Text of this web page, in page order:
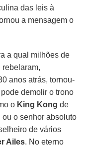
das leis à
a mensagem o
a qual milhões de
rebelaram,
anos atrás, tornou-
demolir o trono
o King Kong de
ou o senhor absoluto
de vários
Ailes. No eterno